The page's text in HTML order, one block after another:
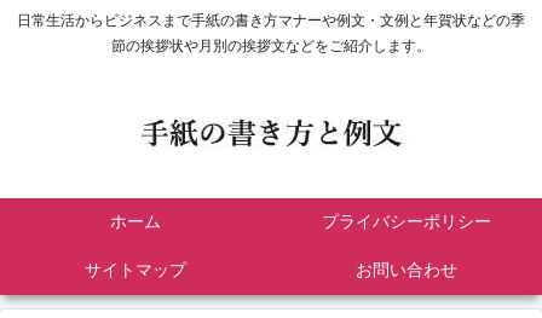
日常生活からビジネスまで手紙の書き方マナーや例文・文例と年賀状などの季
節の挨拶状や月別の挨拶文などをご紹介します。
ホーム プライバシーポリシー
サイトマップ お問い合わせ